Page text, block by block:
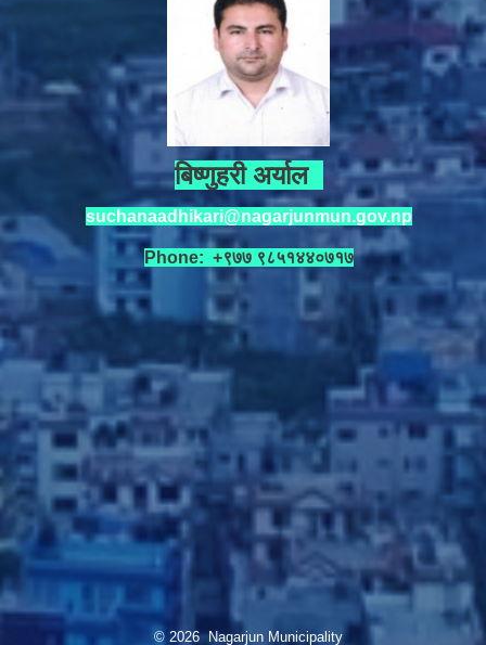
बिष्णुहरी अर्याल
suchanaadhikari@nagarjunmun.gov.np
Phone: +९७७ ९८५१४४०७१७
© 2026 Nagarjun Municipality